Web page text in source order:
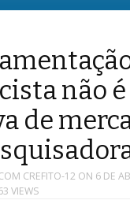
não é
de
CREFITO-12 ON 6 DE
VIEWS